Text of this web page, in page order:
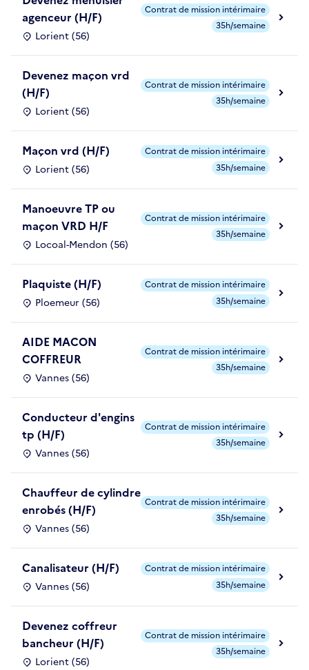
agenceur (H/F)
Lorient (56)
Contrat de mission intérimaire
35h/semaine
Devenez maçon vrd
(H/F)
Lorient (56)
Contrat de mission intérimaire
35h/semaine
Maçon vrd (H/F)
Lorient (56)
Contrat de mission intérimaire
35h/semaine
Manoeuvre TP ou
maçon VRD H/F
Locoal-Mendon (56)
Contrat de mission intérimaire
35h/semaine
Plaquiste (H/F)
Ploemeur (56)
Contrat de mission intérimaire
35h/semaine
AIDE MACON
COFFREUR
Vannes (56)
Contrat de mission intérimaire
35h/semaine
Conducteur d'engins
tp (H/F)
Vannes (56)
Contrat de mission intérimaire
35h/semaine
Chauffeur de cylindre
enrobés (H/F)
Vannes (56)
Contrat de mission intérimaire
35h/semaine
Canalisateur (H/F)
Vannes (56)
Contrat de mission intérimaire
35h/semaine
Devenez coffreur
bancheur (H/F)
Lorient (56)
Contrat de mission intérimaire
35h/semaine